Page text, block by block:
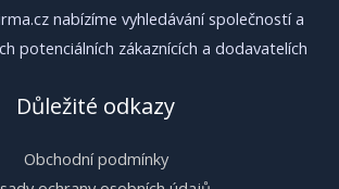
nabízíme vyhledávání společností a
potenciálních zákaznících a dodavatelích
Důležité odkazy
Obchodní podmínky